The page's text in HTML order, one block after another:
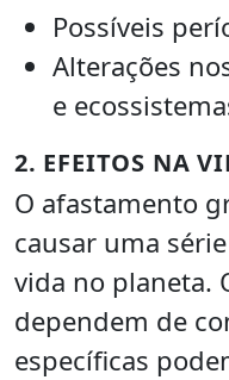
Possíveis
Alterações
e
2. EFEITOS NA
O afastamento
causar uma
vida no planeta.
dependem de
específicas